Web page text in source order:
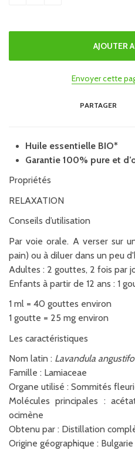
Envoyer cette
PARTAGER
Huile essentielle BIO*
Garantie 100% pure et
Propriétés
RELAXATION
Conseils d’utilisation
Par voie orale. A verser sur
pain) ou à diluer dans un peu
Adultes : 2 gouttes, 2 fois par
Enfants à partir de 12 ans : 1
1 ml = 40 gouttes environ
1 goutte = 25 mg environ
Les caractéristiques
Nom latin : Lavandula
Famille : Lamiaceae
Organe utilisé : Sommités
Molécules principales :
ocimène
Obtenu par : Distillation
Origine géographique : Bulgarie